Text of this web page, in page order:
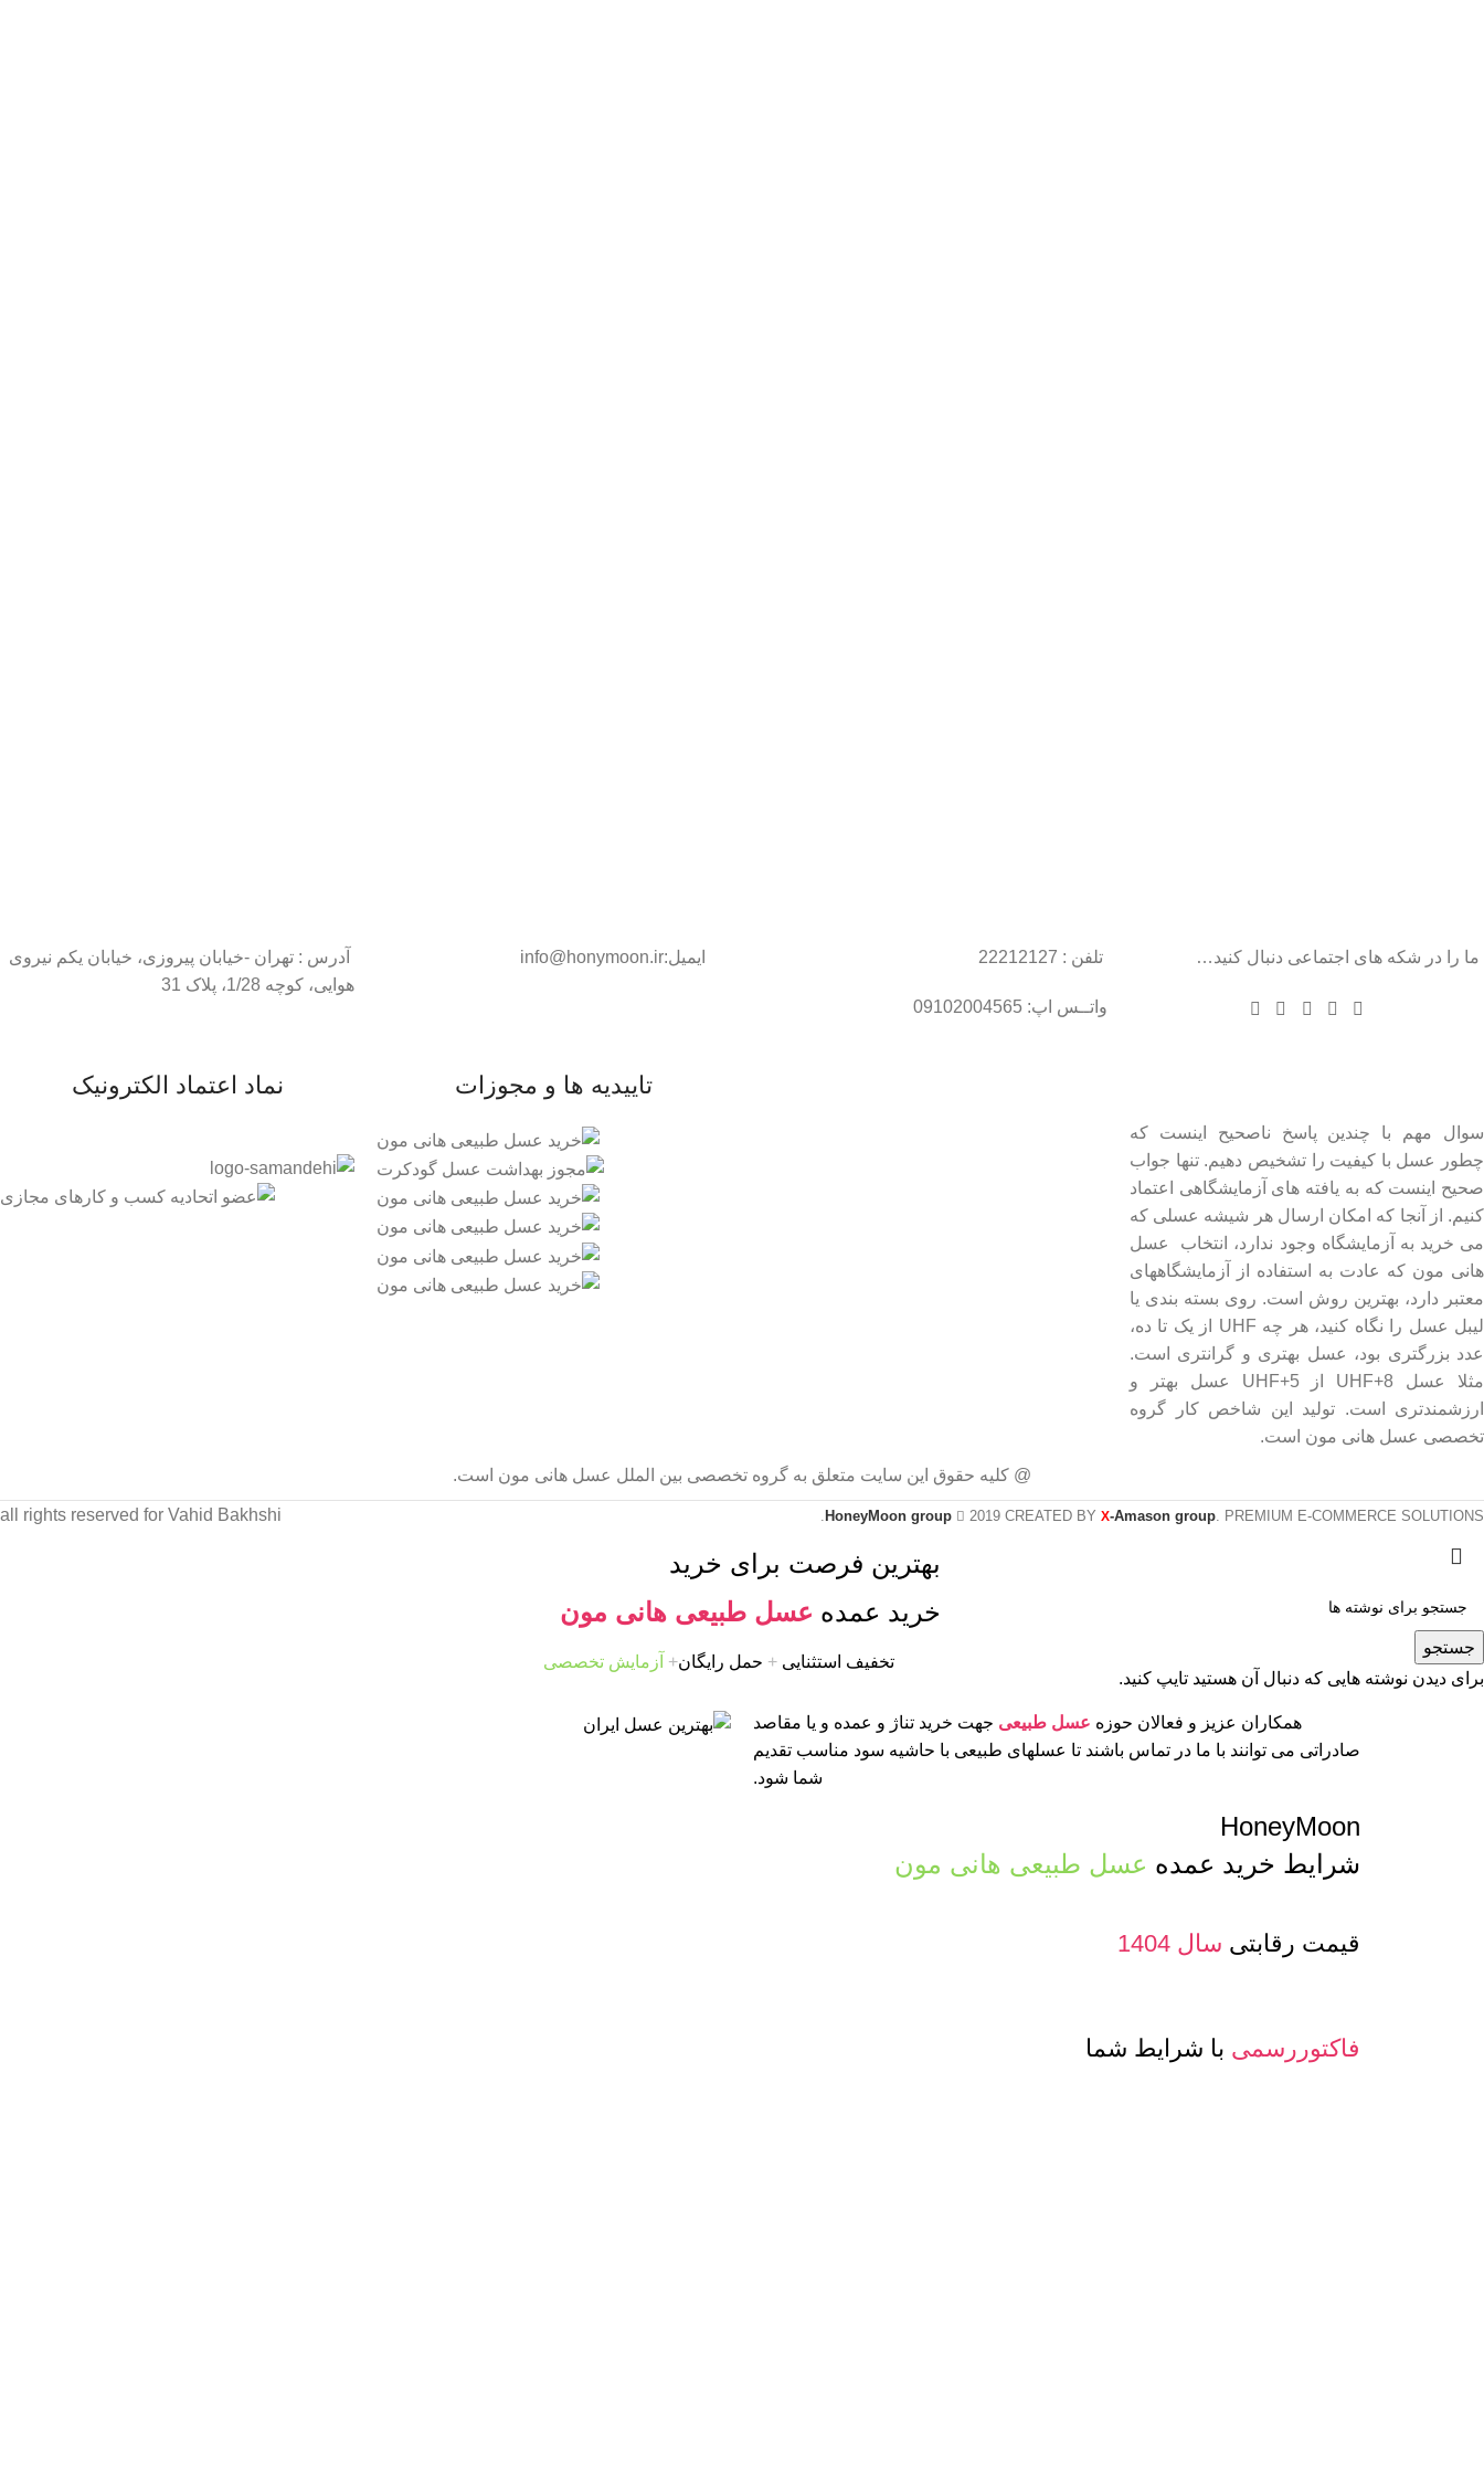
ما را در شکه های اجتماعی دنبال کنید… تلفن : 22212127
واتــس اپ: 09102004565
ایمیل:info@honymoon.ir
آدرس : تهران -خیابان پیروزی، خیابان یکم نیروی
هوایی، کوچه 1/28، پلاک 31
سوال مهم با چندین پاسخ ناصحیح اینست که
چطور عسل با کیفیت را تشخیص دهیم. تنها جواب
صحیح اینست که به یافته های آزمایشگاهی اعتماد
کنیم. از آنجا که امکان ارسال هر شیشه عسلی که
می خرید به آزمایشگاه وجود ندارد، انتخاب عسل
هانی مون که عادت به استفاده از آزمایشگاههای
معتبر دارد، بهترین روش است. روی بسته بندی یا
لیبل عسل را نگاه کنید، هر چه UHF از یک تا ده،
عدد بزرگتری بود، عسل بهتری و گرانتری است.
مثلا عسل UHF+8 از UHF+5 عسل بهتر و
ارزشمندتری است. تولید این شاخص کار گروه
تخصصی عسل هانی مون است.
تاییدیه ها و مجوزات نماد اعتماد الکترونیک
@ کلیه حقوق این سایت متعلق به گروه تخصصی بین الملل عسل هانی مون است.
HoneyMoon group 2019 CREATED BY X-Amason group. PREMIUM E-COMMERCE SOLUTIONS.
all rights reserved for Vahid Bakhshi
جستجو
برای دیدن نوشته هایی که دنبال آن هستید تایپ کنید.
بهترین فرصت برای خرید
خرید عمده عسل طبیعی هانی مون
تخفیف استثنایی + حمل رایگان+ آزمایش تخصصی
همکاران عزیز و فعالان حوزه عسل طبیعی جهت خرید تناژ و عمده و یا مقاصد
صادراتی می توانند با ما در تماس باشند تا عسلهای طبیعی با حاشیه سود مناسب تقدیم
شما شود.
HoneyMoon
شرایط خرید عمده عسل طبیعی هانی مون
قیمت رقابتی سال 1404
فاکتوررسمی با شرایط شما